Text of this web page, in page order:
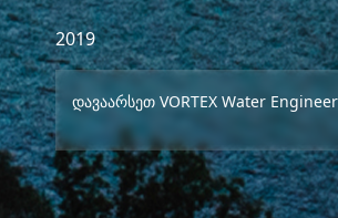
2019
დავაარსეთ VORTEX Water